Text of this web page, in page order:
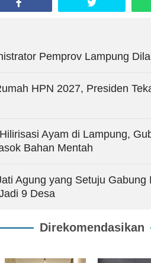
Pemprov Lampung
HPN 2027, Presiden
Ayam di Lampung,
Bahan Mentah
Agung yang Setuju Gabung
9 Desa
Direkomendasikan